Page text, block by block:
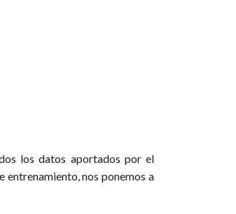
los datos aportados por el
nos ponemos a